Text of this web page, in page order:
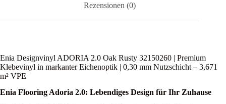
Rezensionen (0)
Enia Designvinyl ADORIA 2.0 Oak Rusty 32150260 | Premium
Klebevinyl in markanter Eichenoptik | 0,30 mm Nutzschicht – 3,671
m² VPE
Enia Flooring Adoria 2.0: Lebendiges Design für Ihr Zuhause